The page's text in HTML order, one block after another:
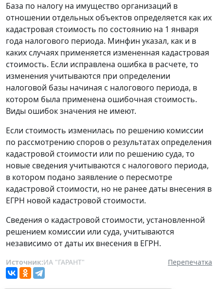
База по налогу на имущество организаций в
отношении отдельных объектов определяется как их
кадастровая стоимость по состоянию на 1 января
года налогового периода. Минфин указал, как и в
каких случаях применяется измененная кадастровая
стоимость. Если исправлена ошибка в расчете, то
изменения учитываются при определении
налоговой базы начиная с налогового периода, в
котором была применена ошибочная стоимость.
Виды ошибок значения не имеют.
Если стоимость изменилась по решению комиссии
по рассмотрению споров о результатах определения
кадастровой стоимости или по решению суда, то
новые сведения учитываются с налогового периода,
в котором подано заявление о пересмотре
кадастровой стоимости, но не ранее даты внесения в
ЕГРН новой кадастровой стоимости.
Сведения о кадастровой стоимости, установленной
решением комиссии или суда, учитываются
независимо от даты их внесения в ЕГРН.
Источник:ИА "ГАРАНТ" Перепечатка